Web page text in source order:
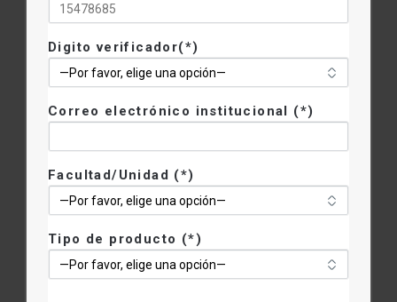
Digito verificador(*)
Correo electrónico institucional (*)
Facultad/Unidad (*)
Tipo de producto (*)